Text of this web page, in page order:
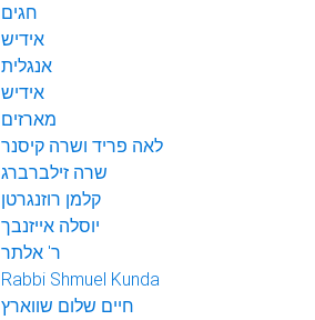
חגים
אידיש
אנגלית
אידיש
מארזים
לאה פריד ושרה קיסנר
שרה זילברברג
קלמן רוזנגרטן
יוסלה אייזנבך
ר' אלתר
Rabbi Shmuel Kunda
חיים שלום שווארץ